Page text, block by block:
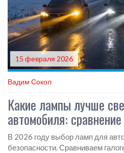
15 февраля 2026
Вадим Сокол
Какие лампы лучше
автомобиля:
и светодиодов
В 2026 году выбор ламп для
безопасности. Сравниваем